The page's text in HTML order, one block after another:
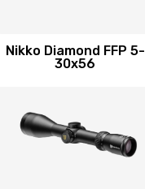
Nikko Diamond FFP 5-
30x56